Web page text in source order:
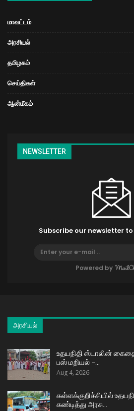
மாவட்டம்
அரசியல்
தமிழகம்
செய்திகள்
ஆன்மீகம்
NEWSLETTER
Subscribe our newsletter
Powered by
அரசியல்
உதயநிதி ஸ்டாலின்
பஸ் மறியல் –…
Aug 4, 2026
கள்ளக்குறிச்சியில்
கண்டித்து அரசு…